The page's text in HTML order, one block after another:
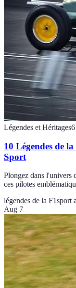
Légendes et Héritages6
10 Légendes de
Sport
Plongez dans l'univers
ces pilotes
légendes de la F1sport
Aug 7